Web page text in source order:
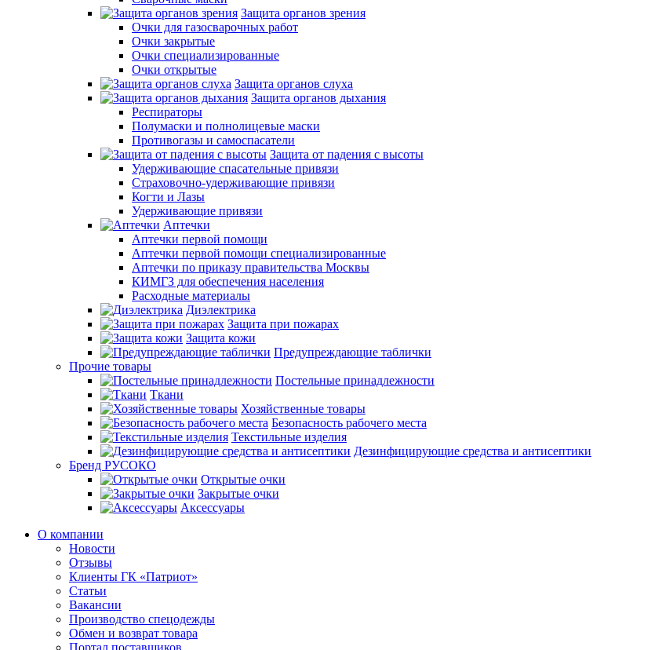
Защита органов зрения
Очки для газосварочных работ
Очки закрытые
Очки специализированные
Очки открытые
Защита органов слуха
Защита органов дыхания
Респираторы
Полумаски и полнолицевые маски
Противогазы и самоспасатели
Защита от падения с высоты
Удерживающие спасательные привязи
Страховочно-удерживающие привязи
Когти и Лазы
Удерживающие привязи
Аптечки
Аптечки первой помощи
Аптечки первой помощи специализированные
Аптечки по приказу правительства Москвы
КИМГЗ для обеспечения населения
Расходные материалы
Диэлектрика
Защита при пожарах
Защита кожи
Предупреждающие таблички
Прочие товары
Постельные принадлежности
Ткани
Хозяйственные товары
Безопасность рабочего места
Текстильные изделия
Дезинфицирующие средства и антисептики
Бренд РУСОКО
Открытые очки
Закрытые очки
Аксессуары
О компании
Новости
Отзывы
Клиенты ГК «Патриот»
Статьи
Вакансии
Производство спецодежды
Обмен и возврат товара
Портал поставщиков